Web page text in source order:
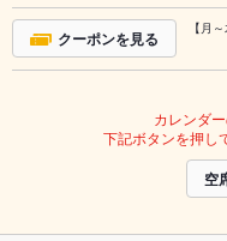
クーポンを見る 【月
カレンダ
下記ボタンを押し
空